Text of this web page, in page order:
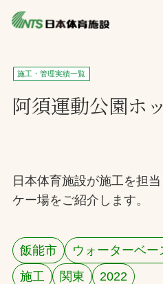
私たちの強み
ニュース
製品・サービス一覧
施工・管理実績一覧
採用情報
施工・管理実績一覧
阿須運動公園ホ
日本体育施設が施工を担
ケー場をご紹介します。
飯能市 ウォーターベ
施工
関東 2022